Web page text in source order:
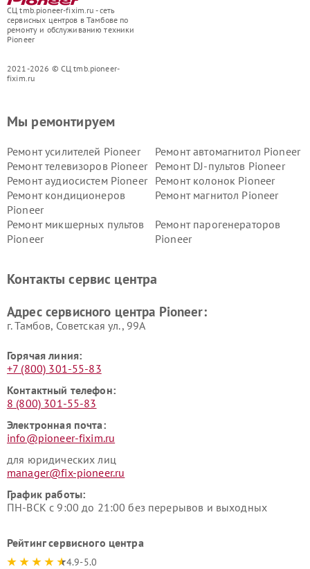
СЦ tmb.pioneer-fixim.ru - сеть
сервисных центров в Тамбове по
ремонту и обслуживанию техники
Pioneer
2021-2026 © СЦ tmb.pioneer-
fixim.ru
Мы ремонтируем
Ремонт усилителей Pioneer
Ремонт автомагнитол Pioneer
Ремонт телевизоров Pioneer
Ремонт DJ-пультов Pioneer
Ремонт аудиосистем Pioneer
Ремонт колонок Pioneer
Ремонт кондиционеров
Pioneer
Ремонт магнитол Pioneer
Ремонт микшерных пультов
Pioneer
Ремонт парогенераторов
Pioneer
Контакты сервис центра
Адрес сервисного центра Pioneer:
г. Тамбов, Советская ул., 99А
Горячая линия:
+7 (800) 301-55-83
Контактный телефон:
8 (800) 301-55-83
Электронная почта:
info@pioneer-fixim.ru
для юридических лиц
manager@fix-pioneer.ru
График работы:
ПН-ВСК с 9:00 до 21:00 без перерывов и выходных
Рейтинг сервисного центра
4.9-5.0